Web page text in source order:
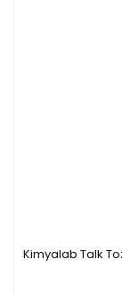
Kimyalab Talk